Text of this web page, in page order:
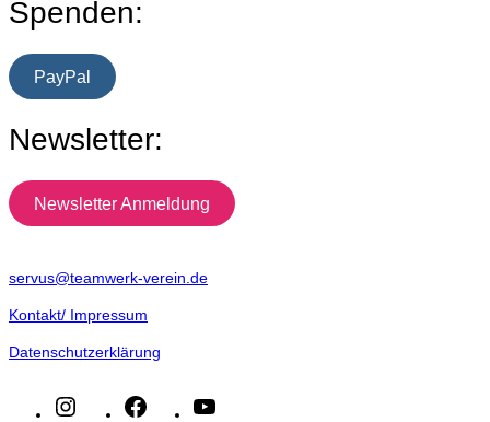
Spenden:
PayPal
Newsletter:
Newsletter Anmeldung
servus@teamwerk-verein.de
Kontakt/ Impressum
Datenschutzerklärung